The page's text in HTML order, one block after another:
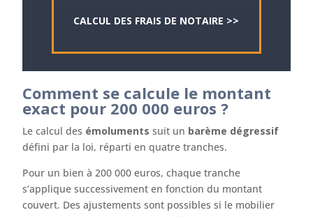
CALCUL DES FRAIS DE NOTAIRE >>
Comment se calcule le montant
exact pour 200 000 euros ?
Le calcul des émoluments suit un barème dégressif
défini par la loi, réparti en quatre tranches.
Pour un bien à 200 000 euros, chaque tranche
s’applique successivement en fonction du montant
couvert. Des ajustements sont possibles si le mobilier